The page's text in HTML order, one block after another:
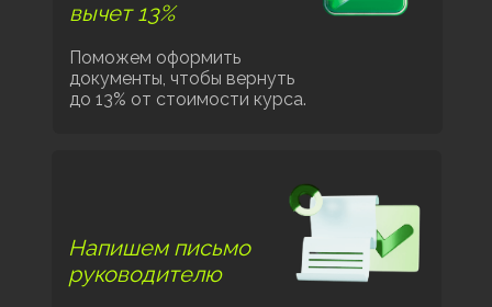
вычет 13%
Поможем оформить
документы, чтобы вернуть
до 13% от стоимости курса.
Напишем письмо
руководителю